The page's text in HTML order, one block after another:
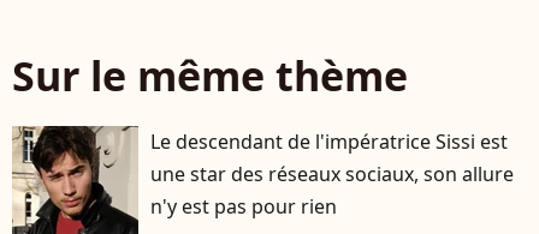
Sur le même thème
Le descendant de l'impératrice Sissi est
une star des réseaux sociaux, son allure
n'y est pas pour rien